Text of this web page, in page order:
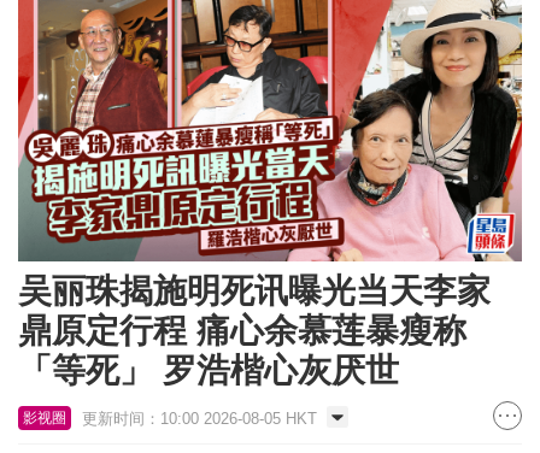
吴丽珠揭施明死讯曝光当天李家
鼎原定行程 痛心余慕莲暴瘦称
「等死」 罗浩楷心灰厌世
影视圈 更新时间：10:00 2026-08-05 HKT